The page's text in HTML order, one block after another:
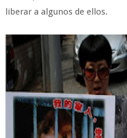
liberar a algunos de ellos.